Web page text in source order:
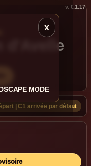
v. 0.1.17
x
MODE
d'Avelle
| C1 arrivée par défaut